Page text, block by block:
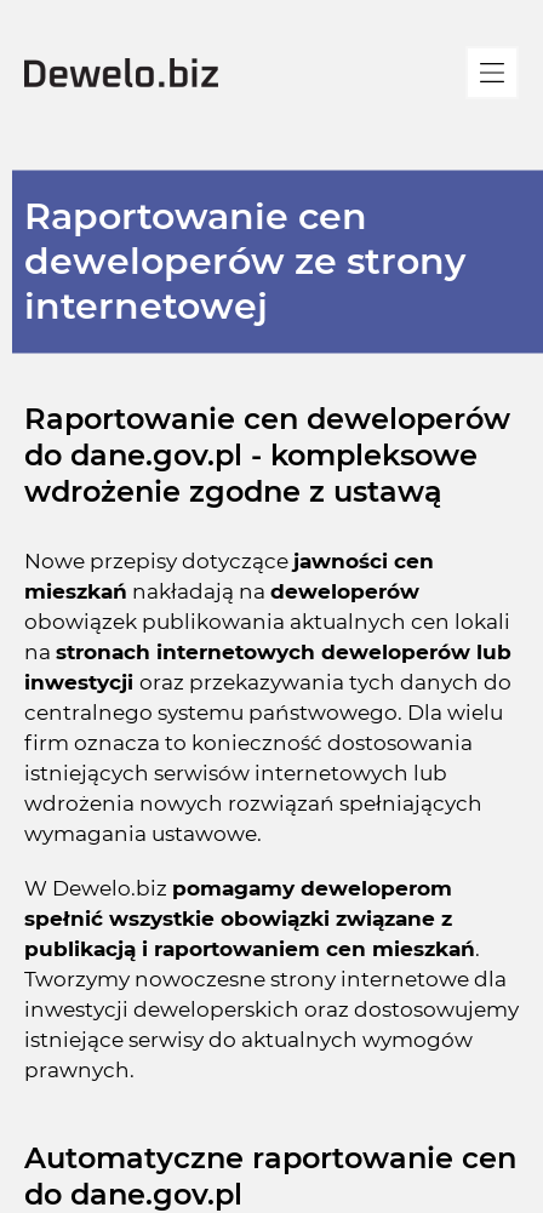
Raportowanie cen
deweloperów ze strony
internetowej
Raportowanie cen deweloperów
do dane.gov.pl - kompleksowe
wdrożenie zgodne z ustawą
Nowe przepisy dotyczące jawności cen
mieszkań nakładają na deweloperów
obowiązek publikowania aktualnych cen lokali
na stronach internetowych deweloperów lub
inwestycji oraz przekazywania tych danych do
centralnego systemu państwowego. Dla wielu
firm oznacza to konieczność dostosowania
istniejących serwisów internetowych lub
wdrożenia nowych rozwiązań spełniających
wymagania ustawowe.
W Dewelo.biz pomagamy deweloperom
spełnić wszystkie obowiązki związane z
publikacją i raportowaniem cen mieszkań.
Tworzymy nowoczesne strony internetowe dla
inwestycji deweloperskich oraz dostosowujemy
istniejące serwisy do aktualnych wymogów
prawnych.
Automatyczne raportowanie cen
do dane.gov.pl